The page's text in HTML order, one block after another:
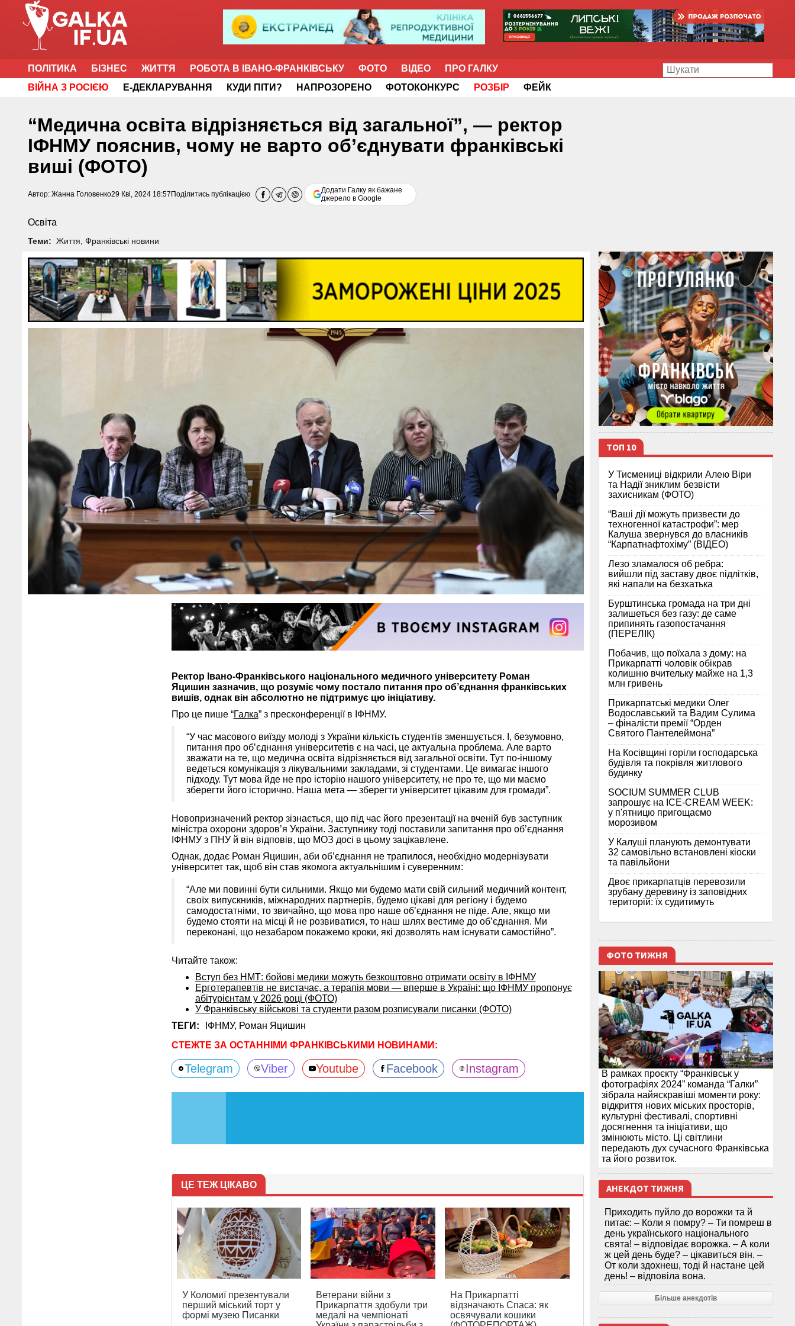
ПОЛІТИКА БІЗНЕС ЖИТТЯ РОБОТА В ІВАНО-ФРАНКІВСЬКУ ФОТО ВІДЕО
ПРО ГАЛКУ
ВІЙНА З РОСІЄЮ
Е-ДЕКЛАРУВАННЯ КУДИ ПІТИ? НАПРОЗОРЕНО ФОТОКОНКУРС РОЗБІР ФЕЙК
“Медична освіта відрізняється від загальної”, — ректор
ІФНМУ пояснив, чому не варто об’єднувати франківські
виші (ФОТО)
Автор: Жанна Головенко29 Кві, 2024 18:57 Поділитись публікацією
Додати Галку як бажане
джерело в Google
Освіта
Теми: Життя Франківські новини
Ректор Івано-Франківського національного медичного університету Роман
Яцишин зазначив, що розуміє чому постало питання про об’єднання франківських
вишів, однак він абсолютно не підтримує цю ініціативу.
Про це пише “Галка” з пресконференції в ІФНМУ.
“У час масового виїзду молоді з України кількість студентів зменшується. І, безумовно,
питання про об’єднання університетів є на часі, це актуальна проблема. Але варто
зважати на те, що медична освіта відрізняється від загальної освіти. Тут по-іншому
ведеться комунікація з лікувальними закладами, зі студентами. Це вимагає іншого
підходу. Тут мова йде не про історію нашого університету, не про те, що ми маємо
зберегти його історично. Наша мета — зберегти університет цікавим для громади”.
Новопризначений ректор зізнається, що під час його презентації на вченій був заступник
міністра охорони здоров’я України. Заступнику тоді поставили запитання про об’єднання
ІФНМУ з ПНУ й він відповів, що МОЗ досі в цьому зацікавлене.
Однак, додає Роман Яцишин, аби об’єднання не трапилося, необхідно модернізувати
університет так, щоб він став якомога актуальнішим і суверенним:
“Але ми повинні бути сильними. Якщо ми будемо мати свій сильний медичний контент,
своїх випускників, міжнародних партнерів, будемо цікаві для регіону і будемо
самодостатніми, то звичайно, що мова про наше об’єднання не піде. Але, якщо ми
будемо стояти на місці й не розвиватися, то наш шлях вестиме до об’єднання. Ми
переконані, що незабаром покажемо кроки, які дозволять нам існувати самостійно”.
Читайте також:
Вступ без НМТ: бойові медики можуть безкоштовно отримати освіту в ІФНМУ
Ерготерапевтів не вистачає, а терапія мови — вперше в Україні: що ІФНМУ пропонує
абітурієнтам у 2026 році (ФОТО)
У Франківську військові та студенти разом розписували писанки (ФОТО)
ТЕГИ:
ІФНМУ, Роман Яцишин
СТЕЖТЕ ЗА ОСТАННІМИ ФРАНКІВСЬКИМИ НОВИНАМИ:
Telegram Viber Youtube Facebook Instagram
ЦЕ ТЕЖ ЦІКАВО
У Коломиї презентували
перший міський торт у
формі музею Писанки
Ветерани війни з
Прикарпаття здобули три
медалі на чемпіонаті
На Прикарпатті
відзначають Спаса: як
освячували кошики
ТОП 10
У Тисмениці відкрили Алею Віри
та Надії зниклим безвісти
захисникам (ФОТО)
“Ваші дії можуть призвести до
техногенної катастрофи”: мер
Калуша звернувся до власників
“Карпатнафтохіму” (ВІДЕО)
Лезо зламалося об ребра:
вийшли під заставу двоє підлітків,
які напали на безхатька
Бурштинська громада на три дні
залишеться без газу: де саме
припинять газопостачання
(ПЕРЕЛІК)
Побачив, що поїхала з дому: на
Прикарпатті чоловік обікрав
колишню вчительку майже на 1,3
млн гривень
Прикарпатські медики Олег
Водославський та Вадим Сулима
– фіналісти премії “Орден
Святого Пантелеймона”
На Косівщині горіли господарська
будівля та покрівля житлового
будинку
SOCIUM SUMMER CLUB
запрошує на ICE-CREAM WEEK:
у п'ятницю пригощаємо
морозивом
У Калуші планують демонтувати
32 самовільно встановлені кіоски
та павільйони
Двоє прикарпатців перевозили
зрубану деревину із заповідних
територій: їх судитимуть
ФОТО ТИЖНЯ
В рамках проєкту “Франківськ у
фотографіях 2024” команда “Галки”
зібрала найяскравіші моменти року:
відкриття нових міських просторів,
культурні фестивалі, спортивні
досягнення та ініціативи, що
змінюють місто. Ці світлини
передають дух сучасного Франківська
та його розвиток.
АНЕКДОТ ТИЖНЯ
Приходить пуйло до ворожки та й
питає: – Коли я помру? – Ти помреш в
день українського національного
свята! – відповідає ворожка. – А коли
ж цей день буде? – цікавиться він. –
От коли здохнеш, тоді й настане цей
день! – відповіла вона.
Більше анекдотів